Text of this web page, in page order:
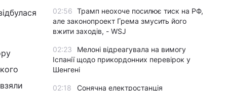
02:56 Трамп неохоче посилює тиск на РФ,
але законопроект Грема змусить його
вжити заходів, - WSJ
02:23
Мелоні відреагувала на вимогу
Іспанії щодо прикордонних перевірок у
Шенгені
02:18 Сонячна електростанція